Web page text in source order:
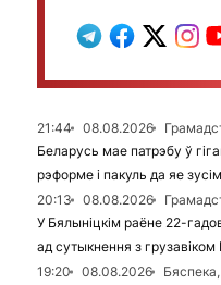
21:44 08.08.2026
Беларусь мае патрэбу ў
рэформе і пакуль да яе
20:13
08.08.2026
У Бялыніцкім раёне 22-
ад сутыкнення з
19:20
08.08.2026